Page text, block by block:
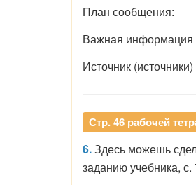
План сообщения:
Важная информация
Источник
Стр. 46 рабочей
6.Здесь можешь
заданию учебника, с.